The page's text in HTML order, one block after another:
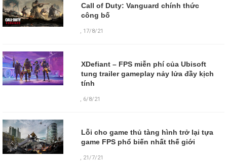
Call of Duty: Vanguard chính thức
công bố
, 17/8/21
XDefiant – FPS miễn phí của Ubisoft
tung trailer gameplay nảy lửa đầy kịch
tính
, 6/8/21
Lỗi cho game thủ tàng hình trở lại tựa
game FPS phổ biến nhất thế giới
, 21/7/21